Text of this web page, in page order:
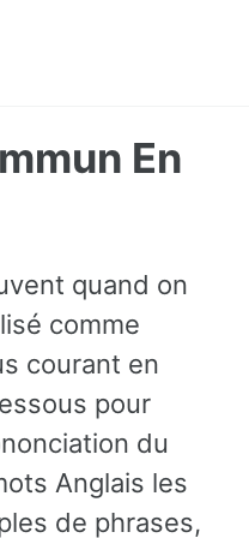
En
quand on
comme
courant en
pour
du
Anglais les
de phrases,